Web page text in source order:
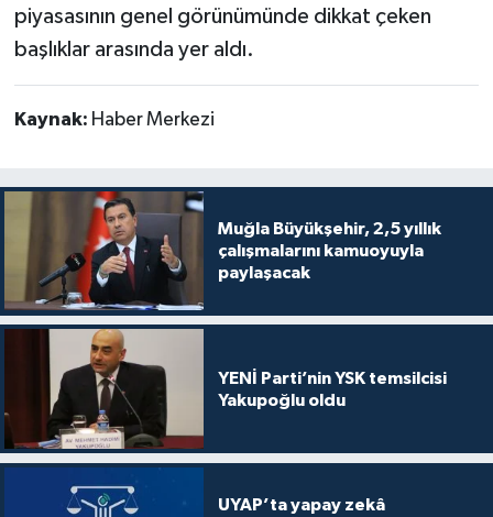
piyasasının genel görünümünde dikkat çeken
başlıklar arasında yer aldı.
Kaynak: Haber Merkezi
Muğla Büyükşehir, 2,5 yıllık
çalışmalarını kamuoyuyla
paylaşacak
YENİ Parti’nin YSK temsilcisi
Yakupoğlu oldu
UYAP’ta yapay zekâ